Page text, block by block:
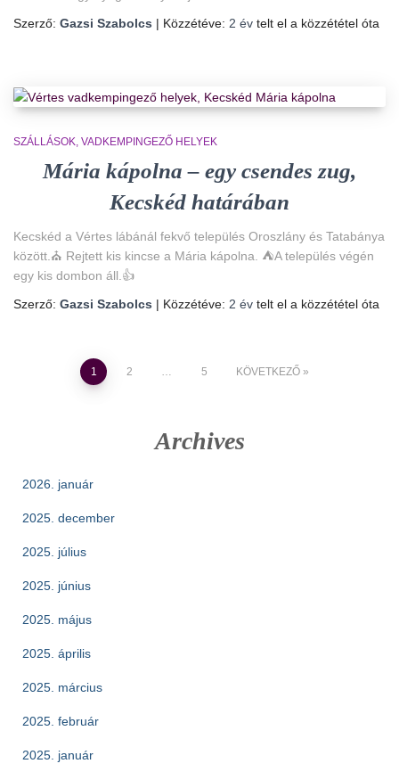
Szerző: Gazsi Szabolcs | Közzétéve: 2 év telt el a közzététel óta
SZÁLLÁSOK VADKEMPINGEZŐ HELYEK
Mária kápolna – egy csendes zug,
Kecskéd határában
Kecskéd a Vértes lábánál fekvő település Oroszlány és Tatabánya
között.⛪ Rejtett kis kincse a Mária kápolna. ⛺A település végén
egy kis dombon áll.👍
Szerző: Gazsi Szabolcs | Közzétéve: 2 év telt el a közzététel óta
Bejegyzések
1 2 5 KÖVETKEZŐ
Archives
2026. január
2025. december
2025. július
2025. június
2025. május
2025. április
2025. március
2025. február
2025. január